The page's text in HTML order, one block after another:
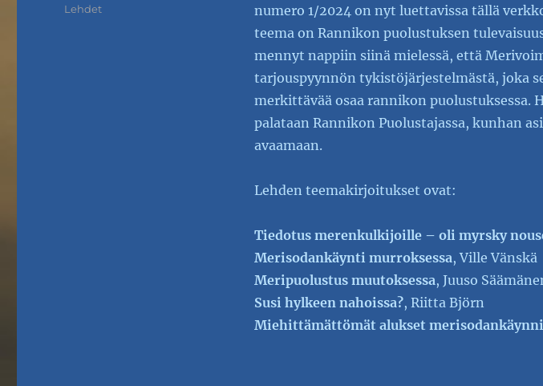
numero 1/2024 on nyt luettavissa tällä
teema on Rannikon puolustuksen
mennyt nappiin siinä mielessä, että
tarjouspyynnön tykistöjärjestelmästä, joka
merkittävää osaa rannikon puolustuksessa.
palataan Rannikon Puolustajassa, kunhan
avaamaan.
Lehden teemakirjoitukset ovat:
Tiedotus merenkulkijoille – oli myrsky
Merisodankäynti murroksessa, Ville Vänskä
Meripuolustus muutoksessa, Juuso
Susi hylkeen nahoissa?, Riitta Björn
Miehittämättömät alukset
Kategoriat
Lehdet